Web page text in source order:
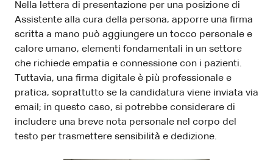
Nella lettera di presentazione per una posizione di
Assistente alla cura della persona, apporre una firma
scritta a mano può aggiungere un tocco personale e
calore umano, elementi fondamentali in un settore
che richiede empatia e connessione con i pazienti.
Tuttavia, una firma digitale è più professionale e
pratica, soprattutto se la candidatura viene inviata via
email; in questo caso, si potrebbe considerare di
includere una breve nota personale nel corpo del
testo per trasmettere sensibilità e dedizione.